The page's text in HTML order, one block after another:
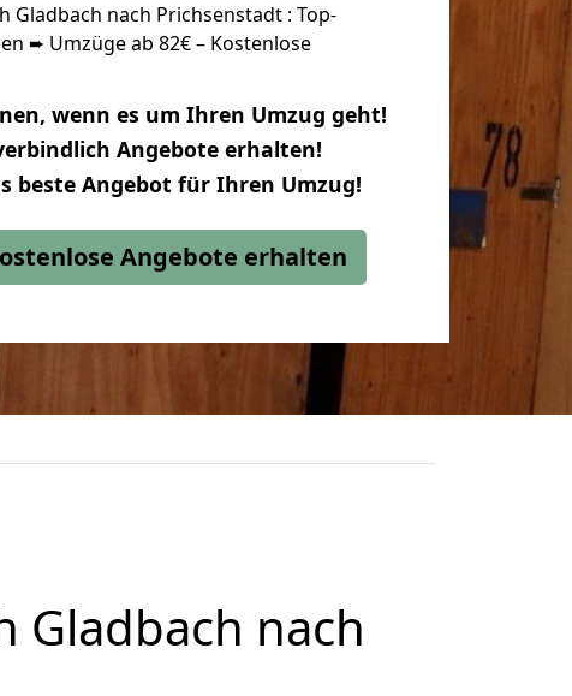
Gladbach nach Prichsenstadt : Top-
➨ Umzüge ab 82€ – Kostenlose
wenn es um Ihren Umzug geht!
Angebote erhalten!
beste Angebot für Ihren Umzug!
Angebote erhalten
Gladbach nach